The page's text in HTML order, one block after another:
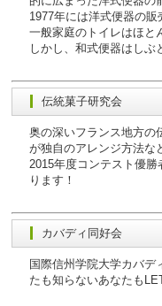
1977年には洋式便器の
一般家庭のトイレはほと
しかし、和式便器はしぶ
伝統菓子研究会
奥の深いフランス地方の
が独自のアレンジ方法な
2015年度コンテスト優
ります！
カバディ同好会
国際信州学院大学カバデ
たも知らないあなたも